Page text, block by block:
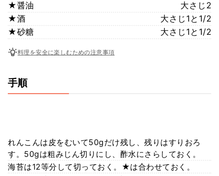
★醤油
大さじ2
★酒
大さじ1と1/2
★砂糖
大さじ1と1/2
料理を安全に楽しむための注意事項
手順
れんこんは皮をむいて50gだけ残し、残りはすりおろ
す。50gは粗みじん切りにし、酢水にさらしておく。
海苔は12等分して切っておく。★は合わせておく。